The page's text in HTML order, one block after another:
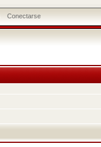
Conectarse